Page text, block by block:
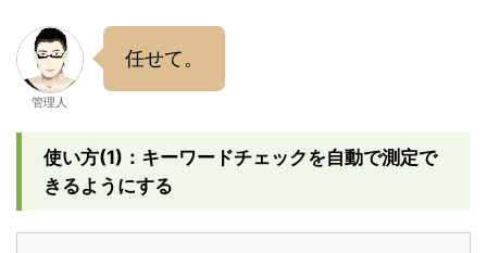
管理人
任せて。
使い方(1)：キーワードチェックを自動で測定で
きるようにする